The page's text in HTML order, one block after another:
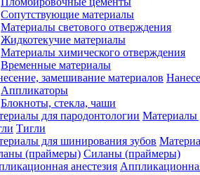
Сопутствующие материалы
Материалы светового отверждения
Жидкотекучие материалы
Материалы химического отверждения
Временные материалы
Аппликаторы
Блокноты, стекла, чаши
Материалы
Тигли
Силаны (праймеры)